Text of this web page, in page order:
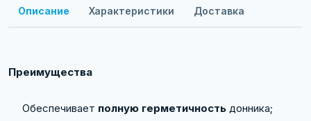
Описание Характеристики Доставка
Преимущества
Обеспечивает полную герметичность донника;